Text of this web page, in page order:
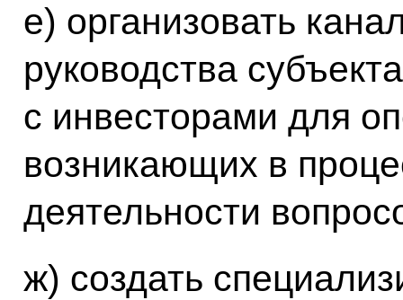
е) организовать
руководства
с инвесторами для
возникающих в
деятельности
ж) создать